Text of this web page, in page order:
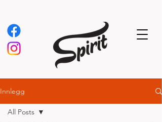
Innlegg
All Posts